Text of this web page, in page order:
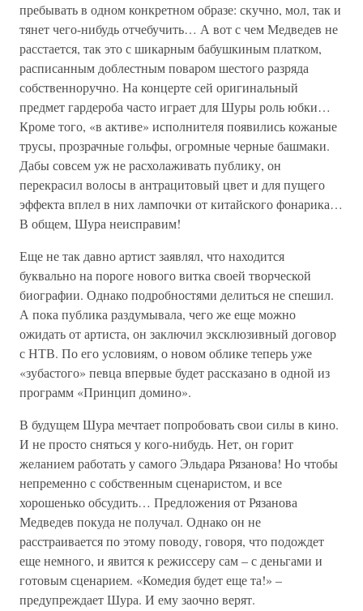
пребывать в одном конкретном образе: скучно, мол, так и
тянет чего-нибудь отчебучить… А вот с чем Медведев не
расстается, так это с шикарным бабушкиным платком,
расписанным доблестным поваром шестого разряда
собственноручно. На концерте сей оригинальный
предмет гардероба часто играет для Шуры роль юбки…
Кроме того, «в активе» исполнителя появились кожаные
трусы, прозрачные гольфы, огромные черные башмаки.
Дабы совсем уж не расхолаживать публику, он
перекрасил волосы в антрацитовый цвет и для пущего
эффекта вплел в них лампочки от китайского фонарика…
В общем, Шура неисправим!
Еще не так давно артист заявлял, что находится
буквально на пороге нового витка своей творческой
биографии. Однако подробностями делиться не спешил.
А пока публика раздумывала, чего же еще можно
ожидать от артиста, он заключил эксклюзивный договор
с НТВ. По его условиям, о новом облике теперь уже
«зубастого» певца впервые будет рассказано в одной из
программ «Принцип домино».
В будущем Шура мечтает попробовать свои силы в кино.
И не просто сняться у кого-нибудь. Нет, он горит
желанием работать у самого Эльдара Рязанова! Но чтобы
непременно с собственным сценаристом, и все
хорошенько обсудить… Предложения от Рязанова
Медведев покуда не получал. Однако он не
расстраивается по этому поводу, говоря, что подождет
еще немного, и явится к режиссеру сам – с деньгами и
готовым сценарием. «Комедия будет еще та!» –
предупреждает Шура. И ему заочно верят.